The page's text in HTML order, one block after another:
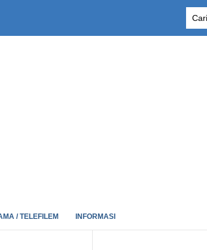
/ TELEFILEM INFORMASI